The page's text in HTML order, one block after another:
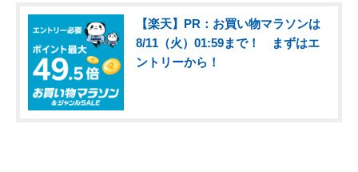
【楽天】PR：お買い物マラソンは
8/11（火）01:59まで！ まずはエ
ントリーから！